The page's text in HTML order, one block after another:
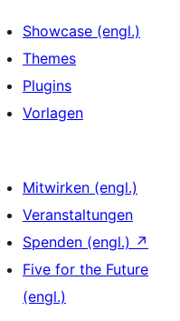
Showcase (engl.)
Themes
Plugins
Vorlagen
Mitwirken (engl.)
Veranstaltungen
Spenden (engl.) ↗
Five for the Future
(engl.)